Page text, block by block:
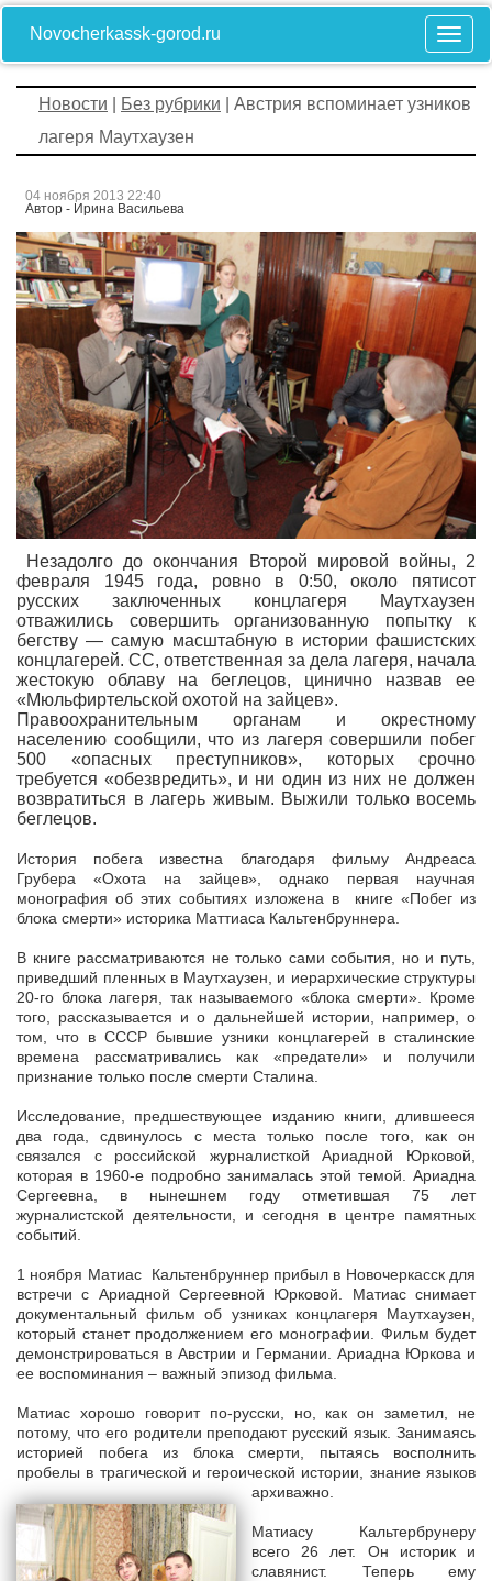
Novocherkassk-gorod.ru
Новости Без рубрики | Австрия вспоминает узников
лагеря Маутхаузен
04 ноября 2013 22:40
Автор - Ирина Васильева
Незадолго до окончания Второй мировой войны, 2
февраля 1945 года, ровно в 0:50, около пятисот
русских заключенных концлагеря Маутхаузен
отважились совершить организованную попытку к
бегству — самую масштабную в истории фашистских
концлагерей. СС, ответственная за дела лагеря, начала
жестокую облаву на беглецов, цинично назвав ее
«Мюльфиртельской охотой на зайцев».
Правоохранительным органам и окрестному
населению сообщили, что из лагеря совершили побег
500 «опасных преступников», которых срочно
требуется «обезвредить», и ни один из них не должен
возвратиться в лагерь живым. Выжили только восемь
беглецов.
История побега известна благодаря фильму Андреаса
Грубера «Охота на зайцев», однако первая научная
монография об этих событиях изложена в книге «Побег из
блока смерти» историка Маттиаса Кальтенбруннера.
В книге рассматриваются не только сами события, но и путь,
приведший пленных в Маутхаузен, и иерархические структуры
20-го блока лагеря, так называемого «блока смерти». Кроме
того, рассказывается и о дальнейшей истории, например, о
том, что в СССР бывшие узники концлагерей в сталинские
времена рассматривались как «предатели» и получили
признание только после смерти Сталина.
Исследование, предшествующее изданию книги, длившееся
два года, сдвинулось с места только после того, как он
связался с российской журналисткой Ариадной Юрковой,
которая в 1960-е подробно занималась этой темой. Ариадна
Сергеевна, в нынешнем году отметившая 75 лет
журналистской деятельности, и сегодня в центре памятных
событий.
1 ноября Матиас Кальтенбруннер прибыл в Новочеркасск для
встречи с Ариадной Сергеевной Юрковой. Матиас снимает
документальный фильм об узниках концлагеря Маутхаузен,
который станет продолжением его монографии. Фильм будет
демонстрироваться в Австрии и Германии. Ариадна Юркова и
ее воспоминания – важный эпизод фильма.
Матиас хорошо говорит по-русски, но, как он заметил, не
потому, что его родители преподают русский язык. Занимаясь
историей побега из блока смерти, пытаясь восполнить
пробелы в трагической и героической истории, знание языков
архиважно.
Матиасу Кальтербрунеру
всего 26 лет. Он историк и
славянист. Теперь ему